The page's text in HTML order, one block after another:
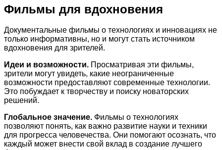
Фильмы для вдохновения
Документальные фильмы о технологиях и инновациях не
только информативны, но и могут стать источником
вдохновения для зрителей.
Идеи и возможности. Просматривая эти фильмы,
зрители могут увидеть, какие неограниченные
возможности предоставляют современные технологии.
Это побуждает к творчеству и поиску новаторских
решений.
Глобальное значение. Фильмы о технологиях
позволяют понять, как важно развитие науки и техники
для прогресса человечества. Они помогают осознать, что
каждый может внести свой вклад в создание лучшего